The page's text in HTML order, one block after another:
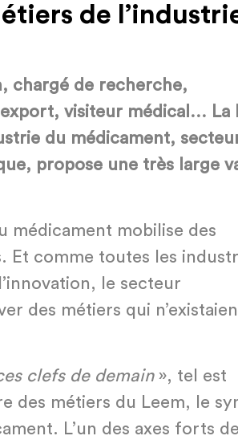
de
chargé de recherche,
visiteur médical… La
du médicament,
propose une très large
médicament mobilise des
Et comme toutes les
le secteur
des métiers qui
clefs de demain», tel est
des métiers du Leem, le
L’un des axes forts de